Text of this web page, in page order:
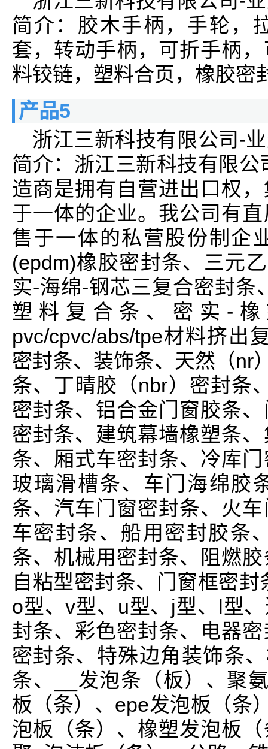
简介：胶木手柄，手轮，
套，转动手柄，可折手柄
料铰链，塑料合页，橡胶密
产品5
浙江三新科技有限公司-
简介：浙江三新科技有限
造商是拥有自营进出口权
于一体的企业。我公司有
售于一体的私营股份制企
(epdm)橡胶密封条、三元
实-海绵-钢芯三复合密封条
塑料复合条、密实-
pvc/cpvc/abs/tpe材料挤出
密封条、装饰条、天然（nr
条、丁晴胶（nbr）密封条
密封条、铝合金门窗胶条
密封条、建筑幕墙橡塑条
条、厢式车密封条、冷库
玻璃滑槽条、车门海绵胶
条、汽车门窗密封条、火
车密封条、船用密封胶条
条、机械用密封条、阻燃
自粘型密封条、门窗框密
o型、v型、u型、j型、l型
封条、彩色密封条、电器
密封条、特殊边角装饰条
条、__发泡条（板）、聚
板（条）、epe发泡板（条
泡板（条）、橡塑发泡板